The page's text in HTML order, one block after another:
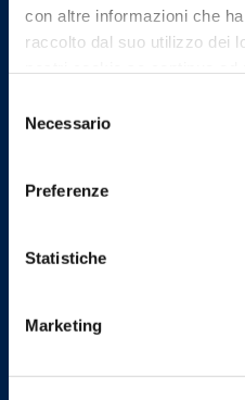
con altre informazioni che
raccolto dal suo utilizzo dei
delNecessario
Preferenze
Statistiche
Marketing
Email
protocollo@omceofi.it
Email PEC